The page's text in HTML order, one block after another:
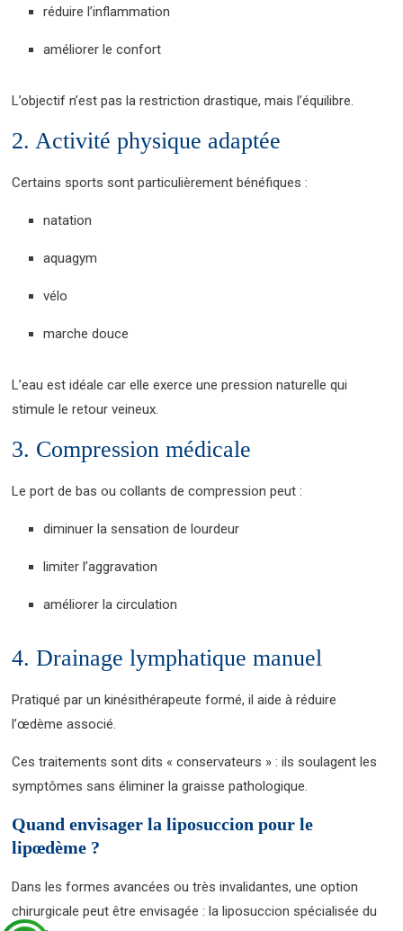
réduire l’inflammation
améliorer le confort
L’objectif n’est pas la restriction drastique, mais l’équilibre.
2. Activité physique adaptée
Certains sports sont particulièrement bénéfiques :
natation
aquagym
vélo
marche douce
L’eau est idéale car elle exerce une pression naturelle qui
stimule le retour veineux.
3. Compression médicale
Le port de bas ou collants de compression peut :
diminuer la sensation de lourdeur
limiter l’aggravation
améliorer la circulation
4. Drainage lymphatique manuel
Pratiqué par un kinésithérapeute formé, il aide à réduire
l’œdème associé.
Ces traitements sont dits « conservateurs » : ils soulagent les
symptômes sans éliminer la graisse pathologique.
Quand envisager la liposuccion pour le
lipœdème ?
Dans les formes avancées ou très invalidantes, une option
chirurgicale peut être envisagée : la liposuccion spécialisée du